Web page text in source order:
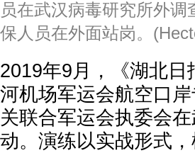
员在武汉病毒研究所外
保人员在外面站岗。
2019年9月，《湖北
河机场军运会航空口
关联合军运会执委会
动。演练以实战形式